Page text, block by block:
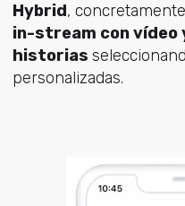
Hybrid,
in-stream con vídeo
historias
personalizadas.